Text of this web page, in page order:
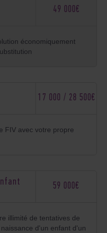
économiquement
49 000€
FIV avec votre propre
17 000 / 28 500€
illimité de tentatives de
d'un enfant d'un
59 000€